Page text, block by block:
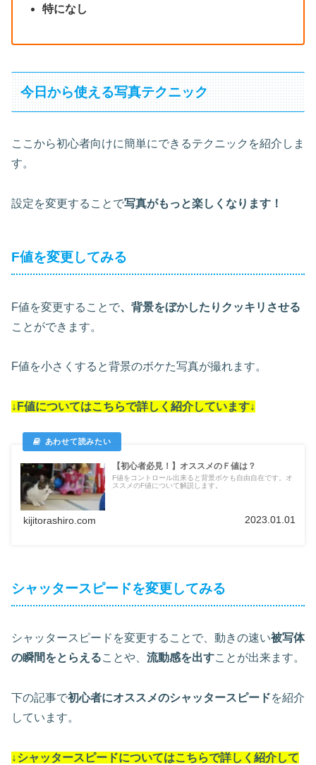
特になし
今日から使える写真テクニック
ここから初心者向けに簡単にできるテクニックを紹介しま
す。
設定を変更することで写真がもっと楽しくなります！
F値を変更してみる
F値を変更することで、背景をぼかしたりクッキリさせる
ことができます。
F値を小さくすると背景のボケた写真が撮れます。
↓F値についてはこちらで詳しく紹介しています↓
【初心者必見！】オススメのＦ値は？
F値をコントロール出来ると背景ボケも自由自在です。オ
ススメのF値について解説します。
kijitorashiro.com 2023.01.01
シャッタースピードを変更してみる
シャッタースピードを変更することで、動きの速い被写体
の瞬間をとらえることや、 流動感を出すことが出来ます。
下の記事で初心者にオススメのシャッタースピードを紹介
しています。
↓シャッタースピードについてはこちらで詳しく紹介して